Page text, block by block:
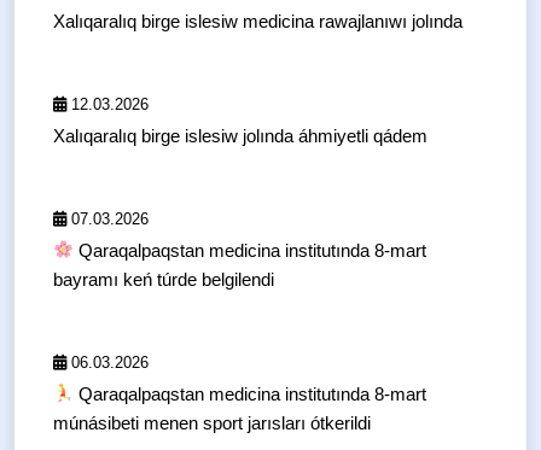
Xalıqaralıq birge islesiw medicina rawajlanıwı jolında
12.03.2026
Xalıqaralıq birge islesiw jolında áhmiyetli qádem
07.03.2026
Qaraqalpaqstan medicina institutında 8-mart
bayramı keń túrde belgilendi
06.03.2026
Qaraqalpaqstan medicina institutında 8-mart
múnásibeti menen sport jarısları ótkerildi